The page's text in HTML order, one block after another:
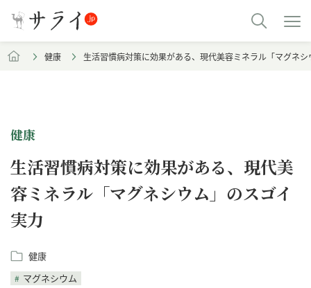
健康 生活習慣病対策に効果がある、現代美容ミネラル「マグネ
健康
生活習慣病対策に効果がある、現代美
容ミネラル「マグネシウム」のスゴイ
実力
健康
マグネシウム